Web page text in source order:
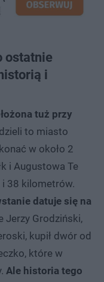
ostatnie
i
tuż przy
to miasto
w około 2
i Augustowa Te
38 kilometrów.
datuje się na
Jerzy Grodziński,
kupił dwór od
które w
Ale historia tego